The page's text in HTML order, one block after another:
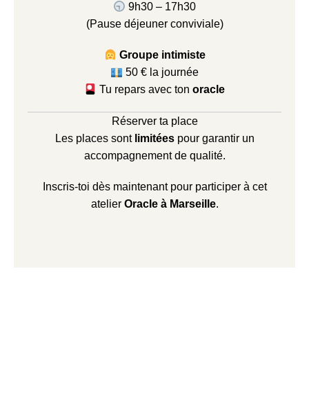
9h30 – 17h30
(Pause déjeuner conviviale)
Groupe intimiste
50 € la journée
Tu repars avec tonoracle
Réserver ta place
Les places sont limitéespour garantir un
accompagnement de qualité.
Inscris-toi dès maintenant pour participer à cet
atelier Oracle à Marseille.